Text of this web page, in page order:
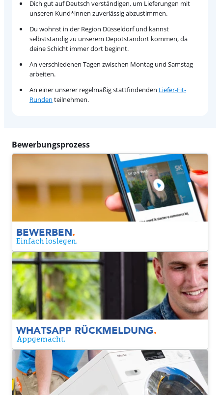
Dich gut auf Deutsch verständigen, um Lieferungen mit
unseren Kund*innen zuverlässig abzustimmen.
Du wohnst in der Region Düsseldorf und kannst
selbstständig zu unserem Depotstandort kommen, da
deine Schicht immer dort beginnt.
An verschiedenen Tagen zwischen Montag und Samstag
arbeiten.
An einer unserer regelmäßig stattfindenden Liefer-Fit-
Runden teilnehmen.
Bewerbungsprozess
BEWERBEN.
Einfach loslegen.
Bewerben
Hinterlasse bitte deine Daten, und wir informieren dich so
schnell wie möglich, ob du in die nächste Runde kommst.
WHATSAPP RÜCKMELDUNG.
Appgemacht.
Whatsapp Rückmeldung
Nach deiner Bewerbung schicken wir dir per WhatsApp eine
Nachricht mit einigen kurzen Fragen. So lernen wir dich
besser kennen und finden heraus, ob die Stelle gut zu dir
passt.
Liefer-Fit-Runde
Wenn alles passt, laden wir dich zu einer Liefer-Fit-Runde
von etwa 2 Stunden in unserem Depot ein. Du machst einen